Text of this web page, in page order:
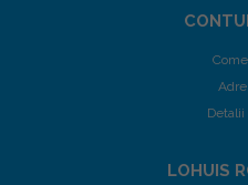
Detalii
LOHUIS